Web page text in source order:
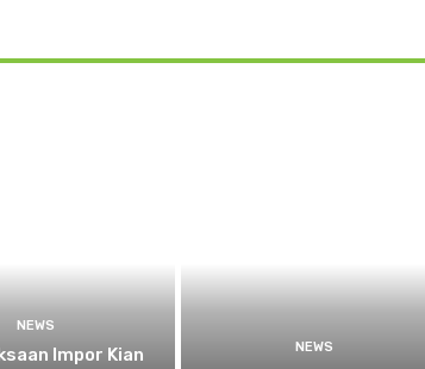
NEWS
Impor Kian
NEWS